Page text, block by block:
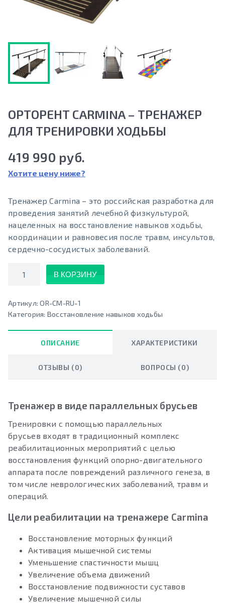
ОРТОРЕНТ СARMINA – ТРЕНАЖЕР
ДЛЯ ТРЕНИРОВКИ ХОДЬБЫ
419 990 руб.
Хотите цену ниже?
Тренажер Carmina – это российская разработка для
проведения занятий лечебной физкультурой,
нацеленных на восстановление навыков ходьбы,
координации и равновесия после травм, инсультов,
сердечно-сосудистых заболеваний.
Количество
В КОРЗИНУ
Артикул:OR-CM-RU-1
Категория: Восстановление навыков ходьбы
ОПИСАНИЕ ХАРАКТЕРИСТИКИ
ОТЗЫВЫ (0) ВОПРОСЫ (0)
Тренажер в виде параллельных брусьев
Тренировки с помощью параллельных
брусьев входят в традиционный комплекс
реабилитационных мероприятий с целью
восстановления функций опорно-двигательного
аппарата после повреждений различного генеза, в
том числе неврологических заболеваний, травм и
операций.
Цели реабилитации на тренажере Carmina
Восстановление моторных функций
Активация мышечной системы
Уменьшение спастичности мышц
Увеличение объема движений
Восстановление подвижности суставов
Увеличение мышечной силы